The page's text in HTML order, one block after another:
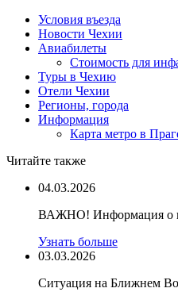
Условия въезда
Новости Чехии
Авиабилеты
Стоимость для
Туры в Чехию
Отели Чехии
Регионы, города
Информация
Карта метро в
Читайте также
04.03.2026
ВАЖНО! Информация о
Узнать больше
03.03.2026
Ситуация на Ближнем